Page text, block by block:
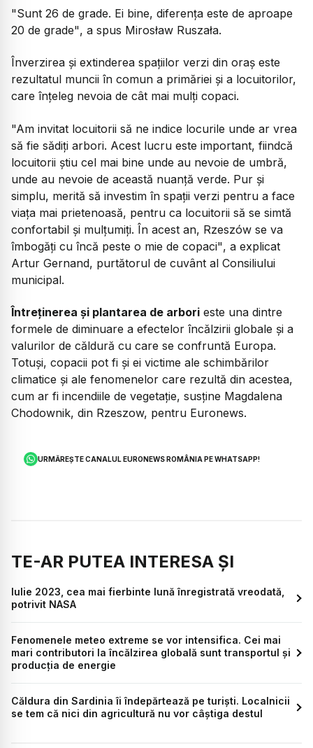
"Sunt 26 de grade. Ei bine, diferența este de aproape
20 de grade", a spus Mirosław Ruszała.
Înverzirea și extinderea spațiilor verzi din oraș este
rezultatul muncii în comun a primăriei și a locuitorilor,
care înțeleg nevoia de cât mai mulți copaci.
"Am invitat locuitorii să ne indice locurile unde ar vrea
să fie sădiți arbori. Acest lucru este important, fiindcă
locuitorii știu cel mai bine unde au nevoie de umbră,
unde au nevoie de această nuanță verde. Pur și
simplu, merită să investim în spații verzi pentru a face
viața mai prietenoasă, pentru ca locuitorii să se simtă
confortabil și mulțumiți. În acest an, Rzeszów se va
îmbogăți cu încă peste o mie de copaci", a explicat
Artur Gernand, purtătorul de cuvânt al Consiliului
municipal.
Întreținerea și plantarea de arbori este una dintre
formele de diminuare a efectelor încălzirii globale și a
valurilor de căldură cu care se confruntă Europa.
Totuși, copacii pot fi și ei victime ale schimbărilor
climatice și ale fenomenelor care rezultă din acestea,
cum ar fi incendiile de vegetație, susține Magdalena
Chodownik, din Rzeszow, pentru Euronews.
URMĂREȘTE CANALUL EURONEWS ROMÂNIA PE WHATSAPP!
TE-AR PUTEA INTERESA ȘI
Iulie 2023, cea mai fierbinte lună înregistrată vreodată,
potrivit NASA
Fenomenele meteo extreme se vor intensifica. Cei mai
mari contributori la încălzirea globală sunt transportul și
producția de energie
Căldura din Sardinia îi îndepărtează pe turiști. Localnicii
se tem că nici din agricultură nu vor câștiga destul